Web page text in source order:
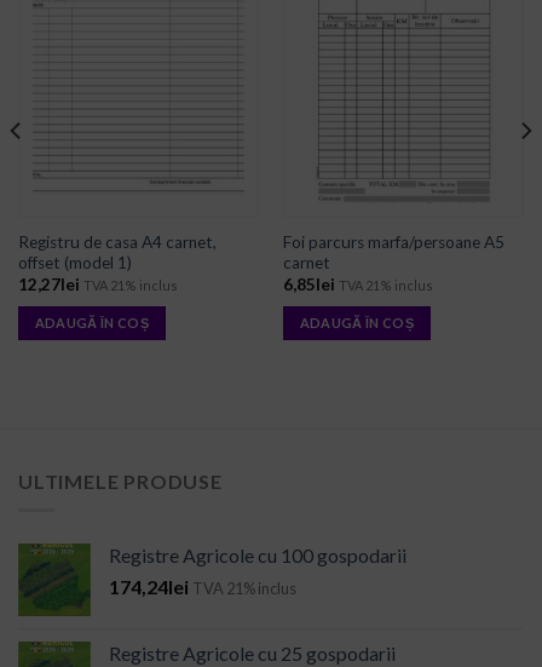
Registru de casa A4 carnet,
offset (model 1)
12,27lei TVA 21% inclus
ADAUGĂ ÎN COȘ
ADD TO
Foi parcurs marfa/persoane A5
carnet
6,85lei TVA 21% inclus
ADAUGĂ ÎN COȘ
ULTIMELE PRODUSE
Registre Agricole cu 100 gospodarii
174,24lei TVA 21% inclus
Registre Agricole cu 25 gospodarii